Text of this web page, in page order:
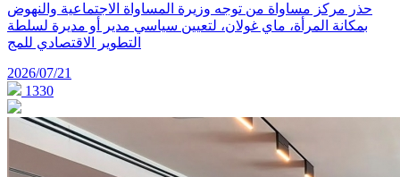
حذر مركز مساواة من توجه وزيرة المساواة الاجتماعية والنهوض
بمكانة المرأة، ماي غولان، لتعيين سياسي مدير أو مديرة لسلطة
التطوير الاقتصادي للمج
2026/07/21
1330